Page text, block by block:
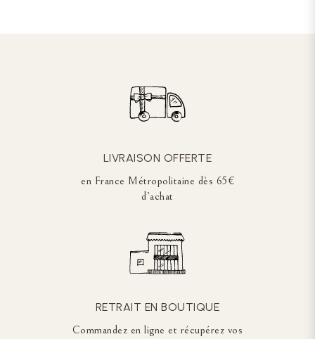
LIVRAISON OFFERTE
en France Métropolitaine dès 65€
d’achat
RETRAIT EN BOUTIQUE
Commandez en ligne et récupérez vos